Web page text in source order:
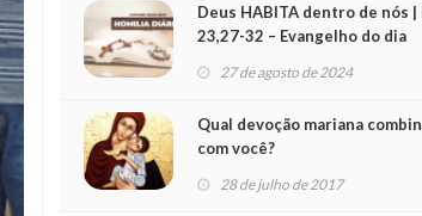
Deus HABITA dentro de nós |
23,27-32 – Evangelho do dia
27 de agosto de 2024
Qual devoção mariana
com você?
28 de julho de 2017